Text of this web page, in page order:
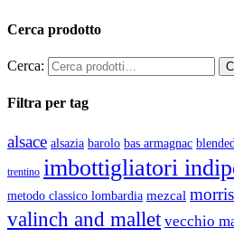
Cerca prodotto
Cerca:
Filtra per tag
alsace alsazia barolo bas armagnac
trentino imbottigliatori
metodo classico lombardia mezcal
valinch and mallet vecchio